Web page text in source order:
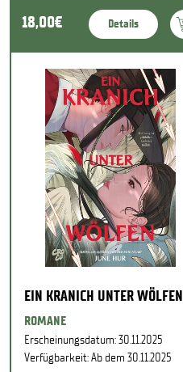
18,00€ Details
EIN KRANICH UNTER WÖLFEN
ROMANE
Erscheinungsdatum: 30.11.2025
Verfügbarkeit: Ab dem 30.11.2025